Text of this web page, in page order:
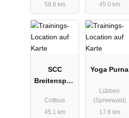
58.6 km
45.0 km
SCC
Breitensport
Cottbus
45.1 km
Yoga Purna
Lübben
(Spreewald)
17.6 km